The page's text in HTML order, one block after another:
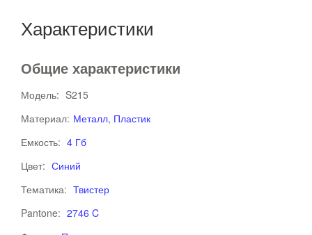
Характеристики
Общие характеристики
Модель: S215
Материал: Металл, Пластик
Емкость: 4 Гб
Цвет: Синий
Тематика: Твистер
Pantone: 2746 C